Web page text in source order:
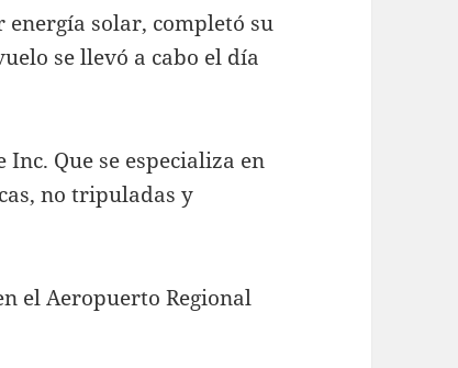
solar, completó su
se llevó a cabo el día
Inc. Que se especializa en
no tripuladas y
el Aeropuerto Regional